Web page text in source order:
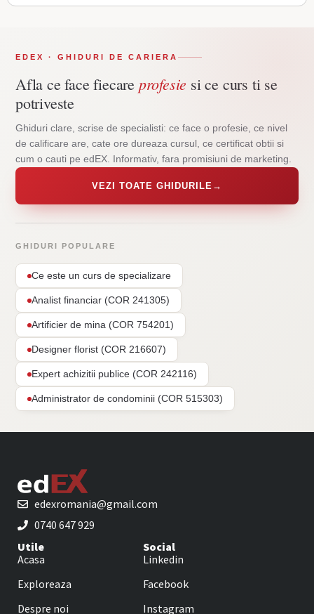
EDEX · GHIDURI DE CARIERA
Afla ce face fiecare profesie si ce curs ti se
potriveste
Ghiduri clare, scrise de specialisti: ce face o profesie, ce nivel
de calificare are, cate ore dureaza cursul, ce certificat obtii si
cum o cauti pe edEX. Informativ, fara promisiuni de marketing.
VEZI TOATE GHIDURILE →
GHIDURI POPULARE
Ce este un curs de specializare
Analist financiar (COR 241305)
Artificier de mina (COR 754201)
Designer florist (COR 216607)
Expert achizitii publice (COR 242116)
Administrator de condominii (COR 515303)
edexromania@gmail.com
0740 647 929
Utile
Acasa
Exploreaza
Despre noi
Social
Linkedin
Facebook
Instagram